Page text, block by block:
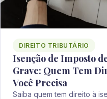
DIREITO TRIBUTÁRIO
Isenção de Imposto
Grave: Quem Tem
Você Precisa
Saiba quem tem direito à